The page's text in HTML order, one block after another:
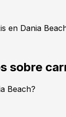
en Dania
sobre
Beach?